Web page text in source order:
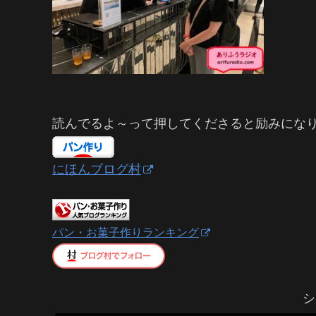
読んでるよ～って押してくださると励みにな
にほんブログ村
パン・お菓子作りランキング